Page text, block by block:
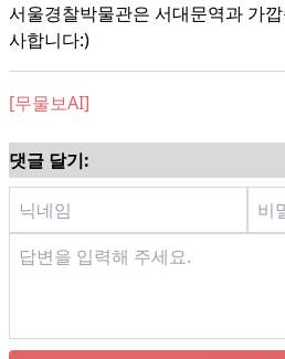
서울경찰박물관은 서대문역과 가
사합니다:)
[무물보AI]
댓글 달기: